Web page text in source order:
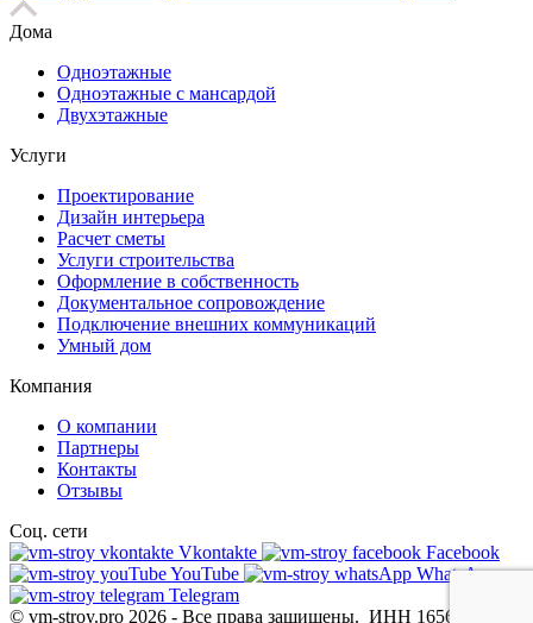
Дома
Одноэтажные
Одноэтажные с мансардой
Двухэтажные
Услуги
Проектирование
Дизайн интерьера
Расчет сметы
Услуги строительства
Оформление в собственность
Документальное сопровождение
Подключение внешних коммуникаций
Умный дом
Компания
О компании
Партнеры
Контакты
Отзывы
Соц. сети
Vkontakte
Facebook
YouTube
WhatsApp
Telegram
© vm-stroy.pro 2026 - Все права защищены. ИНН 1656115462